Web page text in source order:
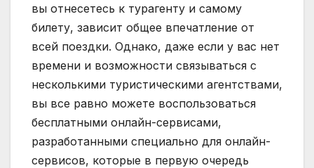
вы отнесетесь к турагенту и самому
билету, зависит общее впечатление от
всей поездки. Однако, даже если у вас нет
времени и возможности связываться с
несколькими туристическими агентствами,
вы все равно можете воспользоваться
бесплатными онлайн-сервисами,
разработанными специально для онлайн-
сервисов, которые в первую очередь